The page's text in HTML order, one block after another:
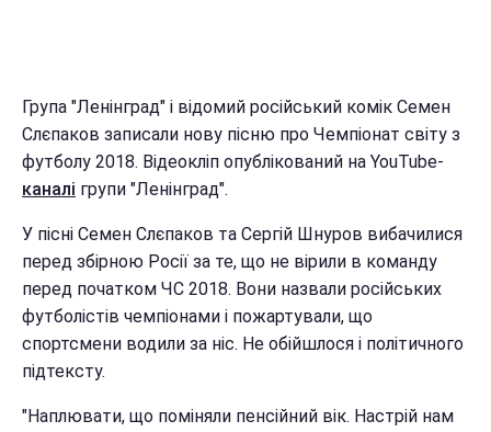
Група "Ленінград" і відомий російський комік Семен
Слєпаков записали нову пісню про Чемпіонат світу з
футболу 2018. Відеокліп опублікований на YouTube-
каналі групи "Ленінград".
У пісні Семен Слєпаков та Сергій Шнуров вибачилися
перед збірною Росії за те, що не вірили в команду
перед початком ЧС 2018. Вони назвали російських
футболістів чемпіонами і пожартували, що
спортсмени водили за ніс. Не обійшлося і політичного
підтексту.
"Наплювати, що поміняли пенсійний вік. Настрій нам